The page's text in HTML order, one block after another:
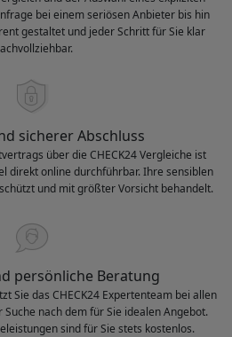
bei einem seriösen Anbieter bis hin
gestaltet und jeder Schritt für Sie klar
sicherer Abschluss
über die CHECK24 Vergleiche ist
direkt online durchführbar. Ihre sensiblen
und mit größter Vorsicht behandelt.
persönliche Beratung
Sie das CHECK24 Expertenteam bei allen
nach dem für Sie idealen Angebot.
sind für Sie stets kostenlos.